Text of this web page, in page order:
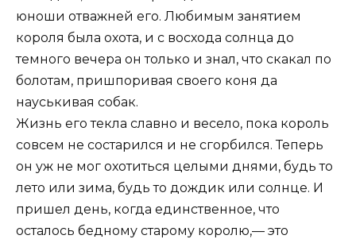
юноши отважней его. Любимым занятием
короля была охота, и с восхода солнца до
темного вечера он только и знал, что скакал по
болотам, пришпоривая своего коня да
науськивая собак.
Жизнь его текла славно и весело, пока король
совсем не состарился и не сгорбился. Теперь
он уж не мог охотиться целыми днями, будь то
лето или зима, будь то дождик или солнце. И
пришел день, когда единственное, что
осталось бедному старому королю,— это